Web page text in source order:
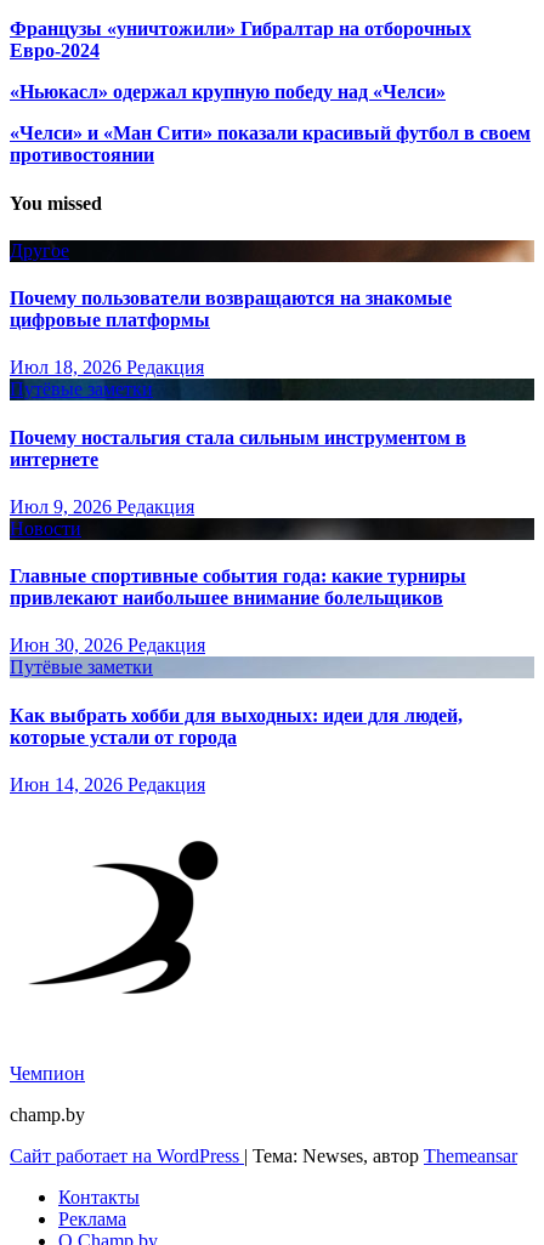
Французы «уничтожили» Гибралтар на отборочных
Евро-2024
«Ньюкасл» одержал крупную победу над «Челси»
«Челси» и «Ман Сити» показали красивый футбол в своем
противостоянии
You missed
Другое
Почему пользователи возвращаются на знакомые
цифровые платформы
Июл 18, 2026 Редакция
Путёвые заметки
Почему ностальгия стала сильным инструментом в
интернете
Июл 9, 2026 Редакция
Новости
Главные спортивные события года: какие турниры
привлекают наибольшее внимание болельщиков
Июн 30, 2026 Редакция
Путёвые заметки
Как выбрать хобби для выходных: идеи для людей,
которые устали от города
Июн 14, 2026 Редакция
Чемпион
champ.by
Сайт работает на WordPress | Тема: Newses, автор Themeansar
Контакты
Реклама
О Champ.by